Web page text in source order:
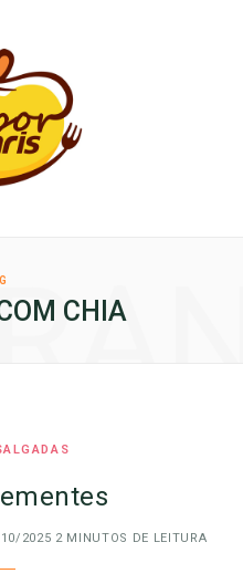
CHIA
2025 2 MINUTOS DE LEITURA